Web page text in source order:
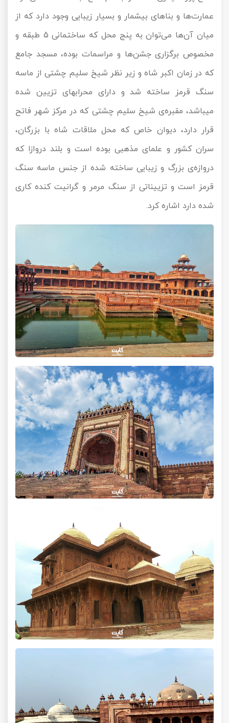
عمارت‌ها و بناهای بیشمار و بسیار زیبایی وجود دارد که از
میان آن‌ها می‌توان به پنج محل که ساختمانی 5 طبقه و
مخصوص برگزاری جشن‌ها و مراسمات بوده، مسجد جامع
که در زمان اکبر شاه و زیر نظر شیخ سلیم چشتی از ماسه
سنگ قرمز ساخته شد و دارای محرابهای تزیین شده
میباشد، مقبره‌ی شیخ سلیم چشتی که در مرکز شهر فاتح
قرار دارد، دیوان خاص که محل ملاقات شاه با بزرگان،
سران کشور و علمای مذهبی بوده است و بلند دروازا که
دروازه‌ی بزرگ و زیبایی ساخته شده از جنس ماسه سنگ
قرمز است و تزییناتی از سنگ مرمر و گرانیت کنده کاری
شده دارد اشاره کرد.